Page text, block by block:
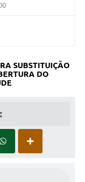
SUBSTITUIÇÃO
DO